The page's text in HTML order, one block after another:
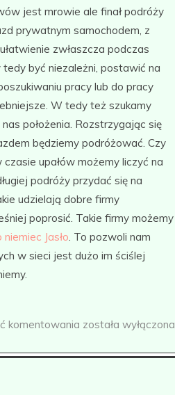
jest mrowie ale finał podróży
prywatnym samochodem, z
zwłaszcza podczas
być niezależni, postawić na
pracy lub do pracy
W tedy też szukamy
położenia. Rozstrzygając się
będziemy podróżować. Czy
upałów możemy liczyć na
podróży przydać się na
udzielają dobre firmy
poprosić. Takie firmy możemy
Jasło. To pozwoli nam
w sieci jest dużo im ściślej
komentowania została wyłączona